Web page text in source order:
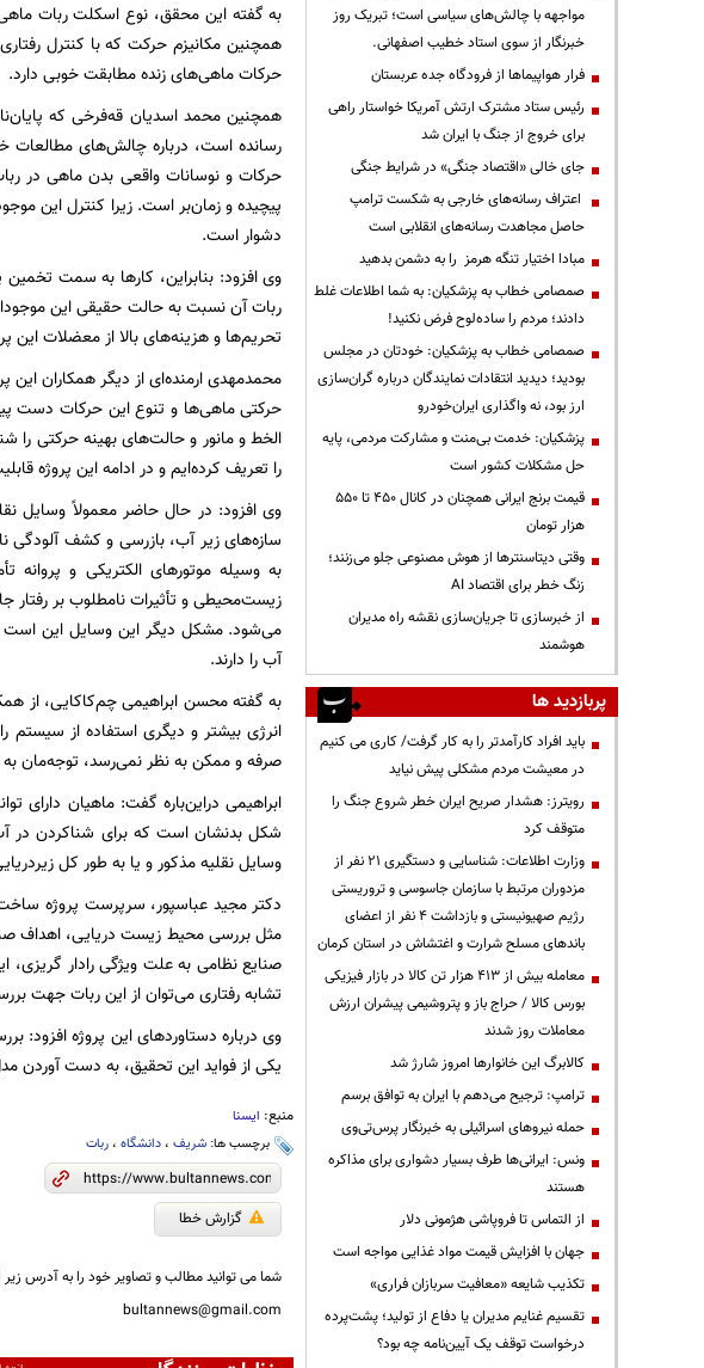
به گفته این محقق، نوع اسکلت ربات
همچنین مکانیزم حرکت که با کنترل
حرکات ماهی‌های زنده مطابقت خوبی دارد.
همچنین محمد اسدیان قه‌فرخی که
رسانده است، درباره چالش‌های مطالعات
حرکات و نوسانات واقعی بدن ماهی در
پیچیده و زمان‌بر است. زیرا کنترل این
دشوار است.
وی افزود: بنابراین، کارها به سمت
ربات آن نسبت به حالت حقیقی این
تحریم‌ها و هزینه‌های بالا از معضلات این
محمدمهدی ارمنده‌ای از دیگر همکاران
حرکتی ماهی‌ها و تنوع این حرکات دست
الخط و مانور و حالت‌های بهینه حرکتی را
را تعریف کرده‌ایم و در ادامه این پروژه
وی افزود: در حال حاضر معمولاً وسایل
سازه‌های زیر آب، بازرسی و کشف آلودگی
به وسیله موتورهای الکتریکی و
زیست‌محیطی و تأثیرات نامطلوب بر رفتار
می‌شود. مشکل دیگر این وسایل این است
آب را دارند.
به گفته محسن ابراهیمی چم‌کاکایی، از
انرژی بیشتر و دیگری استفاده از سیستم
صرفه و ممکن به نظر نمی‌رسد، توجه‌مان
ابراهیمی دراین‌باره گفت: ماهیان
شکل بدنشان است که برای شنا‌کردن در
وسایل نقلیه مذکور و یا به طور کل
دکتر مجید عباسپور، سرپرست پروژه ساخت
مثل بررسی محیط زیست دریایی، اهداف
صنایع نظامی به علت ویژگی رادار
تشابه رفتاری می‌توان از این ربات جهت
وی درباره دستاوردهای این پروژه
یکی از فواید این تحقیق،‌ به دست آوردن
منبع: ایسنا
برچسب ها: شریف، دانشگاه، ربات
گزارش خطا
شما می توانید مطالب و تصاویر خود را به آدرس زیر
bultannews@gmail.com
مواجهه با چالش‌های سیاسی است؛ تبریک روز
خبرنگار از سوی استاد خطیب اصفهانی.
فرار هواپیماها از فرودگاه جده عربستان
رئیس ستاد مشترک ارتش آمریکا خواستار راهی
برای خروج از جنگ با ایران شد
جای خالی «اقتصاد جنگی» در شرایط جنگی
اعتراف رسانه‌های خارجی به شکست ترامپ
حاصل مجاهدت رسانه‌های انقلابی است
مبادا اختیار تنگه هرمز را به دشمن بدهید
صمصامی خطاب به پزشکیان: به شما اطلاعات غلط
دادند؛ مردم را ساده‌لوح فرض نکنید!
صمصامی خطاب به پزشکیان: خودتان در مجلس
بودید؛ دیدید انتقادات نمایندگان درباره گران‌سازی
ارز بود، نه واگذاری ایران‌خودرو
پزشکیان: خدمت بی‌منت و مشارکت مردمی، پایه
حل مشکلات کشور است
قیمت‌ برنج ایرانی همچنان در کانال ۴۵۰ تا ۵۵۰
هزار تومان
وقتی دیتاسنترها از هوش مصنوعی جلو می‌زنند؛
زنگ خطر برای اقتصاد AI
از خبرسازی تا جریان‌سازی نقشه راه مدیران
هوشمند
پربازدید ها
باید افراد کارآمدتر را به کار گرفت/ کاری می کنیم
در معیشت مردم مشکلی پیش نیاید
رویترز: هشدار صریح ایران خطر شروع جنگ را
متوقف کرد
وزارت اطلاعات: شناسایی و دستگیری ۲۱ نفر از
مزدوران مرتبط با سازمان جاسوسی و تروریستی
رژیم صهیونیستی و بازداشت ۴ نفر از اعضای
باندهای مسلح شرارت و اغتشاش در استان کرمان
معامله بیش از ۴۱۳ هزار تن کالا در بازار فیزیکی
بورس کالا / حراج باز و پتروشیمی پیشران ارزش
معاملات روز شدند
کالابرگ این خانوارها امروز شارژ شد
ترامپ: ترجیح می‌دهم با ایران به توافق برسم
حمله نیروهای اسرائیلی به خبرنگار پرس‌تی‌وی
ونس: ایرانی‌ها طرف بسیار دشواری برای مذاکره
هستند
از التماس تا فروپاشی هژمونی دلار
جهان با افزایش قیمت مواد غذایی مواجه است
تکذیب شایعه «معافیت سربازان فراری»
تقسیم غنایم مدیران یا دفاع از تولید؛ پشت‌پرده
درخواست توقف یک آیین‌نامه چه بود؟